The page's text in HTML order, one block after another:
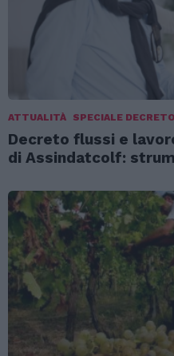
ATTUALITÀ SPECIALE
Decreto flussi e
di Assindatcolf: